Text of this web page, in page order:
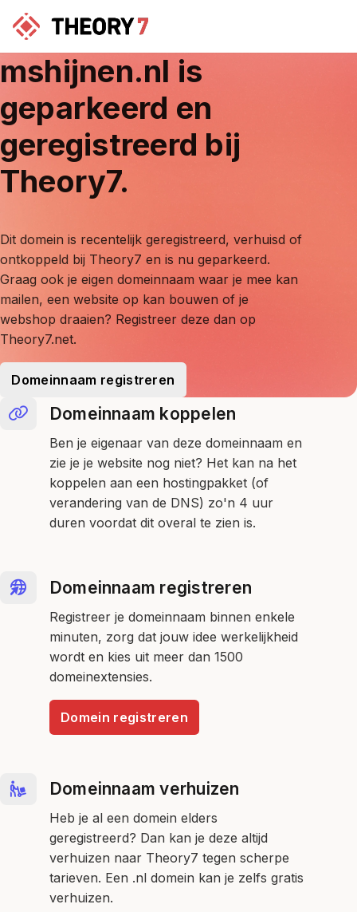
mshijnen.nl is
geparkeerd en
geregistreerd bij
Theory7.
Dit domein is recentelijk geregistreerd, verhuisd of
ontkoppeld bij Theory7 en is nu geparkeerd.
Graag ook je eigen domeinnaam waar je mee kan
mailen, een website op kan bouwen of je
webshop draaien? Registreer deze dan op
Theory7.net.
Domeinnaam registreren
Domeinnaam koppelen
Ben je eigenaar van deze domeinnaam en
zie je je website nog niet? Het kan na het
koppelen aan een hostingpakket (of
verandering van de DNS) zo'n 4 uur
duren voordat dit overal te zien is.
Domeinnaam registreren
Registreer je domeinnaam binnen enkele
minuten, zorg dat jouw idee werkelijkheid
wordt en kies uit meer dan 1500
domeinextensies.
Domein registreren
Domeinnaam verhuizen
Heb je al een domein elders
geregistreerd? Dan kan je deze altijd
verhuizen naar Theory7 tegen scherpe
tarieven. Een .nl domein kan je zelfs gratis
verhuizen.